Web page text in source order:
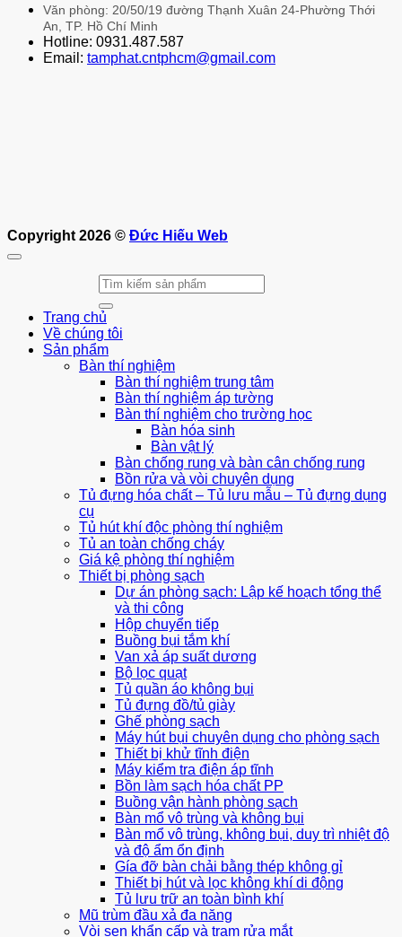
Văn phòng: 20/50/19 đường Thạnh Xuân 24-Phường Thới
An, TP. Hồ Chí Minh
Hotline: 0931.487.587
Email: tamphat.cntphcm@gmail.com
Copyright 2026 © Đức Hiếu Web
Tìm
kiếm:
Trang chủ
Về chúng tôi
Sản phẩm
Bàn thí nghiệm
Bàn thí nghiệm trung tâm
Bàn thí nghiệm áp tường
Bàn thí nghiệm cho trường học
Bàn hóa sinh
Bàn vật lý
Bàn chống rung và bàn cân chống rung
Bồn rửa và vòi chuyên dụng
Tủ đựng hóa chất – Tủ lưu mẫu – Tủ đựng dụng
cụ
Tủ hút khí độc phòng thí nghiệm
Tủ an toàn chống cháy
Giá kệ phòng thí nghiệm
Thiết bị phòng sạch
Dự án phòng sạch: Lập kế hoạch tổng thể
và thi công
Hộp chuyển tiếp
Buồng bụi tắm khí
Van xả áp suất dương
Bộ lọc quạt
Tủ quần áo không bụi
Tủ đựng đồ/tủ giày
Ghế phòng sạch
Máy hút bụi chuyên dụng cho phòng sạch
Thiết bị khử tĩnh điện
Máy kiểm tra điện áp tĩnh
Bồn làm sạch hóa chất PP
Buồng vận hành phòng sạch
Bàn mổ vô trùng và không bụi
Bàn mổ vô trùng, không bụi, duy trì nhiệt độ
và độ ẩm ổn định
Gía đỡ bàn chải bằng thép không gỉ
Thiết bị hút và lọc không khí di động
Tủ lưu trữ an toàn bình khí
Mũ trùm đầu xả đa năng
Vòi sen khẩn cấp và trạm rửa mắt